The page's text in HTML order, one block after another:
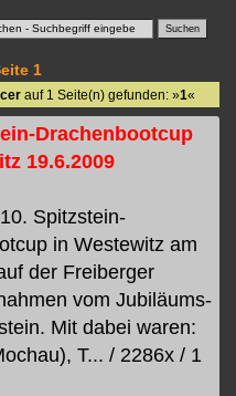
1
auf 1 Seite(n) gefunden: »1«
Drachenbootcup
19.6.2009
Spitzstein-
in Westewitz am
der Freiberger
vom Jubiläums-
Mit dabei waren:
T... / 2286x / 1